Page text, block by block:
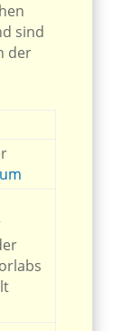
sind
der